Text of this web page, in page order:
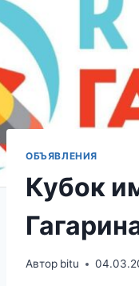
ОБЪЯВЛЕНИЯ
Кубок
Автор bitu